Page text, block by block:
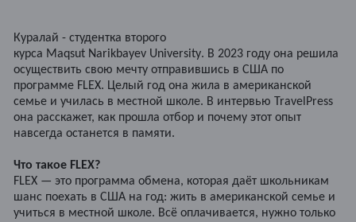
Куралай - студентка второго
курса Maqsut Narikbayev University. В 2023 году она решила
осуществить свою мечту отправившись в США по
программе FLEX. Целый год она жила в американской
семье и училась в местной школе. В интервью TravelPress
она расскажет, как прошла отбор и почему этот опыт
навсегда останется в памяти.
Что такое FLEX?
FLEX — это программа обмена, которая даёт школьникам
шанс поехать в США на год: жить в американской семье и
учиться в местной школе. Всё оплачивается, нужно только